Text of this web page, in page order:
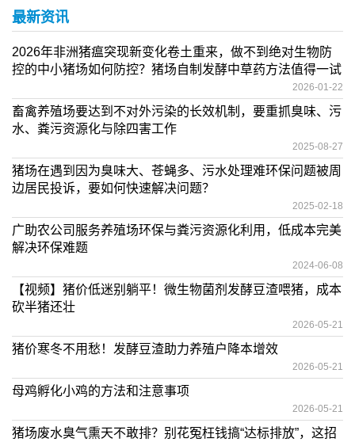
最新资讯
2026年非洲猪瘟突现新变化卷土重来，做不到绝对生物防
控的中小猪场如何防控？猪场自制发酵中草药方法值得一试
2026-01-22
畜禽养殖场要达到不对外污染的长效机制，要重抓臭味、污
水、粪污资源化与除四害工作
2025-08-27
猪场在遇到因为臭味大、苍蝇多、污水处理难环保问题被周
边居民投诉，要如何快速解决问题？
2025-02-18
广助农公司服务养殖场环保与粪污资源化利用，低成本完美
解决环保难题
2024-06-08
【视频】猪价低迷别躺平！微生物菌剂发酵豆渣喂猪，成本
砍半猪还壮
2026-05-21
猪价寒冬不用愁！发酵豆渣助力养殖户降本增效
2026-05-21
母鸡孵化小鸡的方法和注意事项
2026-05-21
猪场废水臭气熏天不敢排？别花冤枉钱搞“达标排放”，这招